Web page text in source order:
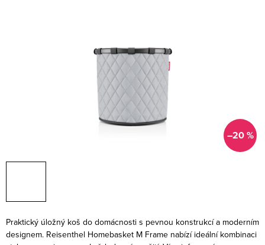
–20 %
Praktický úložný koš do domácnosti s pevnou konstrukcí a moderním
designem. Reisenthel Homebasket M Frame nabízí ideální kombinaci